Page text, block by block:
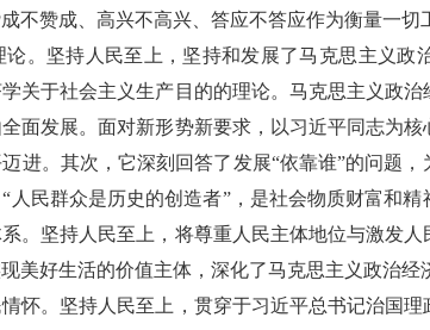
不赞成、高兴不高兴、答应不答应作为衡量一切
坚持人民至上，坚持和发展了马克思主义政
关于社会主义生产目的的理论。马克思主义政
面发展。面对新形势新要求，以习近平同志为
进。其次，它深刻回答了发展“依靠谁”的问题
人民群众是历史的创造者”，是社会物质财富和
。坚持人民至上，将尊重人民主体地位与激发
美好生活的价值主体，深化了马克思主义政治经
。坚持人民至上，贯穿于习近平总书记治国理